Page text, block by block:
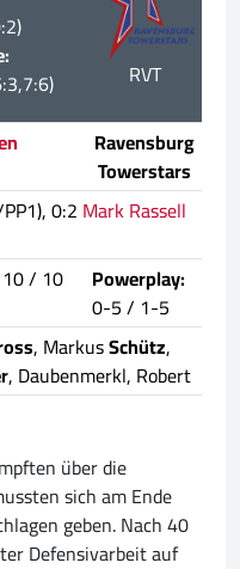
RVT
Ravensburg
Towerstars
0:2 Mark Rassell
10 / 10
Powerplay:
0-5 / 1-5
, MarkusSchütz,
, Daubenmerkl, Robert
über die
sich am Ende
geben. Nach 40
Defensivarbeit auf